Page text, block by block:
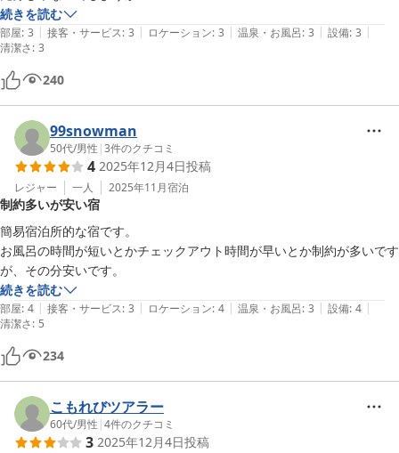
続きを読む
部屋: 3 | 接客・サービス: 3 | ロケーション: 3 | 温泉・お風呂: 3 | 設備: 3 |
清潔さ: 3
240
99snowman
50代/男性 |3件のクチコミ
4 2025年12月4日投稿
レジャー 一人 2025年11月宿泊
制約多いが安い宿
簡易宿泊所的な宿です。
お風呂の時間が短いとかチェックアウト時間が早いとか制約が多いです
が、その分安いです。
続きを読む
部屋: 4 | 接客・サービス: 3 | ロケーション: 4 | 温泉・お風呂: 3 | 設備: 4 |
清潔さ: 5
234
こもれびツアラー
60代/男性 |4件のクチコミ
3 2025年12月4日投稿